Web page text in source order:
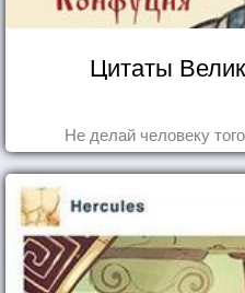
Цитаты
Не делай человеку